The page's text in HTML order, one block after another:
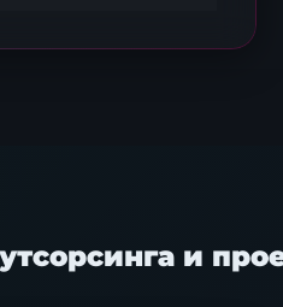
и